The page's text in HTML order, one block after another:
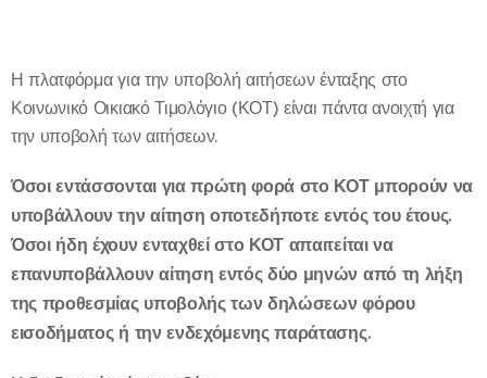
Η πλατφόρμα για την υποβολή αιτήσεων ένταξης στο
Κοινωνικό Οικιακό Τιμολόγιο (ΚΟΤ) είναι πάντα ανοιχτή για
την υποβολή των αιτήσεων.
Όσοι εντάσσονται για πρώτη φορά στο ΚΟΤ μπορούν να
υποβάλλουν την αίτηση οποτεδήποτε εντός του έτους.
Όσοι ήδη έχουν ενταχθεί στο ΚΟΤ απαιτείται να
επανυποβάλλουν αίτηση εντός δύο μηνών από τη λήξη
της προθεσμίας υποβολής των δηλώσεων φόρου
εισοδήματος ή την ενδεχόμενης παράτασης.